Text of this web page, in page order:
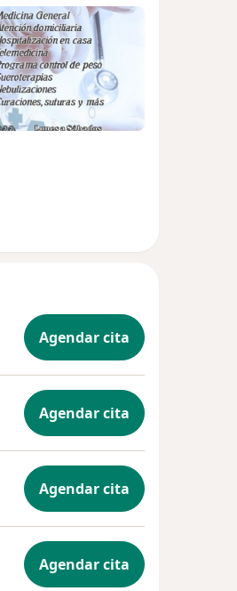
Agendar cita
Agendar cita
Agendar cita
Agendar cita